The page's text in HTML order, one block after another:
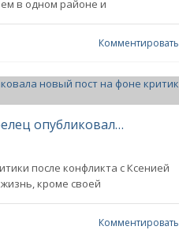
в одном районе и
Комментировать
"Не интересна ничья жизнь, кроме своей". Надежда Стрелец опубликовала новый пост на фоне критики в свой адрес
после конфликта с Ксенией
кроме своей
Комментировать